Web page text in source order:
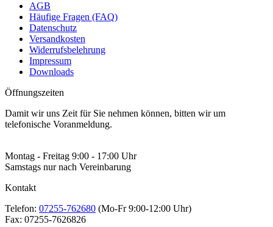
AGB
Häufige Fragen (FAQ)
Datenschutz
Versandkosten
Widerrufsbelehrung
Impressum
Downloads
Öffnungszeiten
Damit wir uns Zeit für Sie nehmen können, bitten wir um
telefonische Voranmeldung.
Montag - Freitag 9:00 - 17:00 Uhr
Samstags nur nach Vereinbarung
Kontakt
Telefon: 07255-762680 (Mo-Fr 9:00-12:00 Uhr)
Fax: 07255-7626826